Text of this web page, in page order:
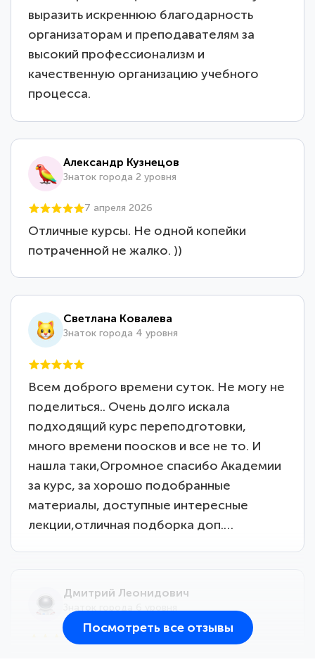
выразить искреннюю благодарность
организаторам и преподавателям за
высокий профессионализм и
качественную организацию учебного
процесса.
Александр Кузнецов
Знаток города 2 уровня
7 апреля 2026
Отличные курсы. Не одной копейки
потраченной не жалко. ))
Светлана Ковалева
Знаток города 4 уровня
Всем доброго времени суток. Не могу не
поделиться.. Очень долго искала
подходящий курс переподготовки,
много времени поосков и все не то. И
нашла таки,Огромное спасибо Академии
за курс, за хорошо подобранные
материалы, доступные интересные
лекции,отличная подборка доп.…
Дмитрий Леонидович
Посмотреть все отзывы